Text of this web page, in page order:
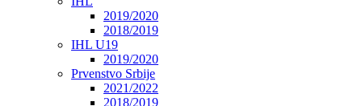
2019/2020
2018/2019
IHL U19
2019/2020
Prvenstvo Srbije
2021/2022
2018/2019